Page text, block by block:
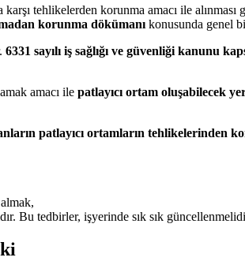
tehlikelerden korunma amacı ile alınması
korunma dökümanı konusunda genel
6331 sayılı iş sağlığı ve güvenliği kanunu
amacı ile patlayıcı ortam oluşabilecek
patlayıcı ortamların tehlikelerinden
Bu tedbirler, işyerinde sık sık